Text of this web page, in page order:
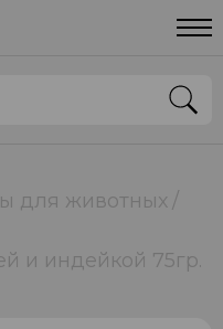
для животных
и индейкой 75гр.